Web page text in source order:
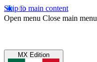
Skip to main content
Open menu Close main menu
MX Edition